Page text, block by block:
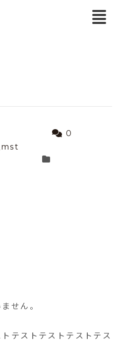
0
せん。
テストテストテストテス